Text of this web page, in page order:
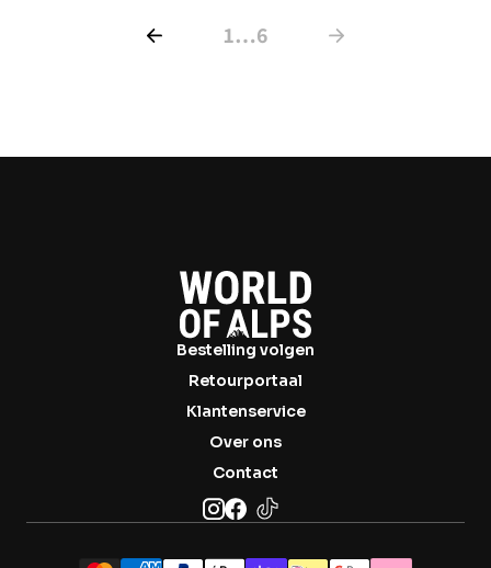
1…6
Bestelling volgen
Retourportaal
Klantenservice
Over ons
Contact